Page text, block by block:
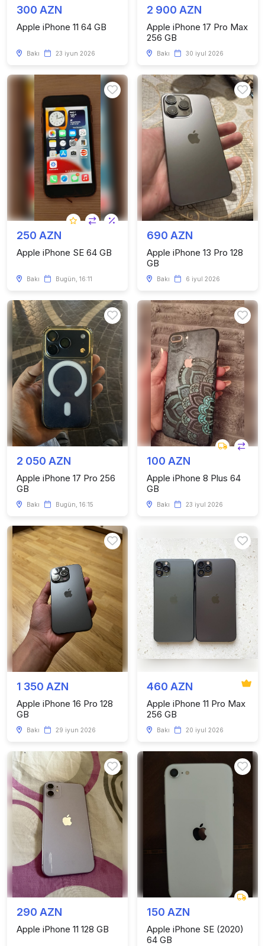
300 AZN
Apple iPhone 11 64 GB
Bakı 23 iyun 2026
2 900 AZN
Apple iPhone 17 Pro Max
256 GB
Bakı 30 iyul 2026
250 AZN
Apple iPhone SE 64 GB
Bakı Bugün, 16:11
690 AZN
Apple iPhone 13 Pro 128
GB
Bakı 6 iyul 2026
2 050 AZN
Apple iPhone 17 Pro 256
GB
Bakı Bugün, 16:15
100 AZN
Apple iPhone 8 Plus 64
GB
Bakı 23 iyul 2026
1 350 AZN
Apple iPhone 16 Pro 128
GB
Bakı 29 iyun 2026
460 AZN
Apple iPhone 11 Pro Max
256 GB
Bakı 20 iyul 2026
290 AZN
Apple iPhone 11 128 GB
150 AZN
Apple iPhone SE (2020)
64 GB